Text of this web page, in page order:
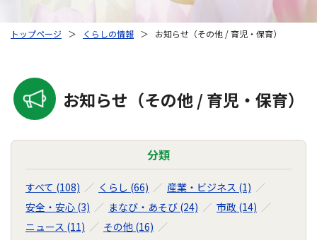
トップページ ＞ くらしの情報 ＞ お知らせ（その他 / 育児・保育）
お知らせ（その他 / 育児・保育）
分類
すべて (108) くらし (66)
産業・ビジネス (1)
安全・安心 (3)
まなび・あそび (24)
市政 (14)
ニュース (11)
その他 (16)